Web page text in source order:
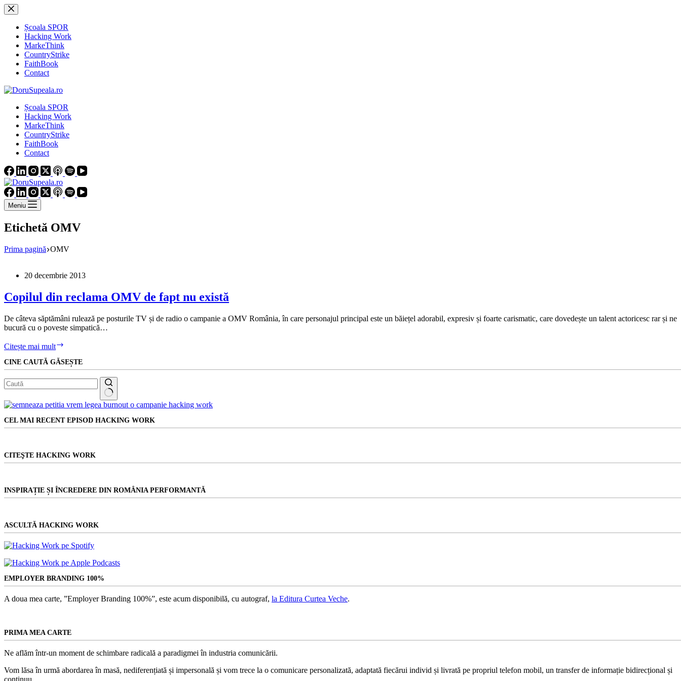
Sari
la
conținutȘcoala SPOR
Hacking Work
MarkeThink
CountryStrike
FaithBook
Contact
Școala SPOR
Hacking Work
MarkeThink
CountryStrike
FaithBook
Contact
Meniu
Etichetă OMV
Prima pagină OMV
20 decembrie 2013
Copilul din reclama OMV de fapt nu există
De câteva săptămâni rulează pe posturile TV și de radio o campanie a OMV România, în care personajul principal este un băiețel adorabil, expresiv și foarte carismatic, care dovedește un talent actoricesc rar și ne
bucură cu o poveste simpatică…
Citește mai mult
reclama
OMV
de
fapt
există
CINE CAUTĂ GĂSEȘTE
Niciun
CEL MAI RECENT EPISOD HACKING WORK
CITEŞTE HACKING WORK
INSPIRAȚIE ȘI ÎNCREDERE DIN ROMÂNIA PERFORMANTĂ
ASCULTĂ HACKING WORK
EMPLOYER BRANDING 100%
A doua mea carte, ”Employer Branding 100%”, este acum disponibilă, cu autograf, la Editura Curtea Veche.
PRIMA MEA CARTE
Ne aflăm într-un moment de schimbare radicală a paradigmei în industria comunicării.
Vom lăsa în urmă abordarea în masă, nediferențiată și impersonală și vom trece la o comunicare personalizată, adaptată fiecărui individ și livrată pe propriul telefon mobil, un transfer de informație bidirecțional și
continuu.